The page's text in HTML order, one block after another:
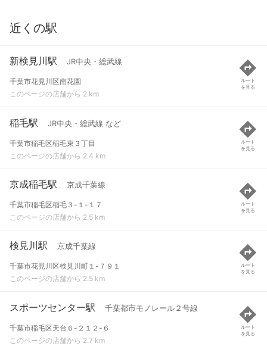
近くの駅
新検見川駅 JR中央・総武線
千葉市花見川区南花園
このページの店舗から 2 km
ルート
を見る
稲毛駅 JR中央・総武線 など
千葉市稲毛区稲毛東３丁目
このページの店舗から 2.4 km
ルート
を見る
京成稲毛駅 京成千葉線
千葉市稲毛区稲毛３-１-１７
このページの店舗から 2.5 km
ルート
を見る
検見川駅 京成千葉線
千葉市花見川区検見川町１-７９１
このページの店舗から 2.5 km
ルート
を見る
スポーツセンター駅 千葉都市モノレール２号線
千葉市稲毛区天台６-２１２-６
このページの店舗から 2.7 km
ルート
を見る